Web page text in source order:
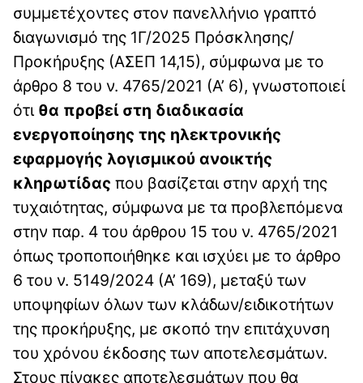
συμμετέχοντες στον πανελλήνιο γραπτό
διαγωνισμό της 1Γ/2025 Πρόσκλησης/
Προκήρυξης (ΑΣΕΠ 14,15), σύμφωνα με το
άρθρο 8 του ν. 4765/2021 (Α’ 6), γνωστοποιεί
ότι θα προβεί στη διαδικασία
ενεργοποίησης της ηλεκτρονικής
εφαρμογής λογισμικού ανοικτής
κληρωτίδας που βασίζεται στην αρχή της
τυχαιότητας, σύμφωνα με τα προβλεπόμενα
στην παρ. 4 του άρθρου 15 του ν. 4765/2021
όπως τροποποιήθηκε και ισχύει με το άρθρο
6 του ν. 5149/2024 (Α’ 169), μεταξύ των
υποψηφίων όλων των κλάδων/ειδικοτήτων
της προκήρυξης, με σκοπό την επιτάχυνση
του χρόνου έκδοσης των αποτελεσμάτων.
Στους πίνακες αποτελεσμάτων που θα